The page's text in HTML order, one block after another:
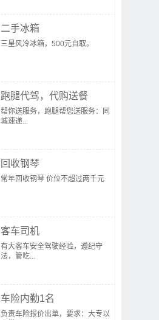
二手冰箱
三星风冷冰箱，500元自取。
跑腿代驾，代购送餐
帮你送服务，跑腿帮您送服务：同
城速递...
回收钢琴
常年回收钢琴 价位不超过两千元
客车司机
有大客车安全驾驶经验，遵纪守
法，管吃...
车险内勤1名
负责车险报价出单，要求：大专以